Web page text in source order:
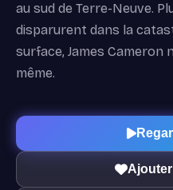
au sud de Terre-Neuve.
disparurent dans la
surface, James
même.